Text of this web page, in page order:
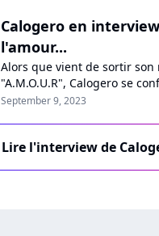
Calogero en
l'amour...
Alors que vient de sortir son
"A.M.O.U.R", Calogero se
la pression, sa vision de
disques ou encore ses
quelques titres. Interview
September 9, 2023
Lire l'interview de